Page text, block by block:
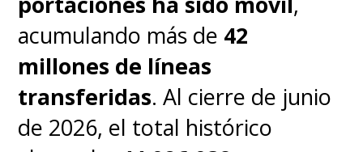
Es un asistente integrado en
ColorOS 16 que unifica modelos
de IA como Gemini, GPT y
Perplexity para ofrecer
acumulando más de 42
millones de líneas
transferidas. Al cierre de junio
de 2026, el total histórico